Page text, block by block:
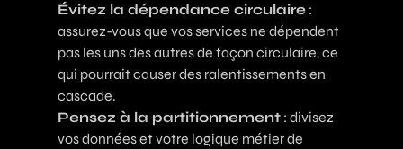
Évitez la dépendance circulaire :
assurez-vous que vos services ne dépendent
pas les uns des autres de façon circulaire, ce
qui pourrait causer des ralentissements en
cascade.
Pensez à la partitionnement : divisez
vos données et votre logique métier de